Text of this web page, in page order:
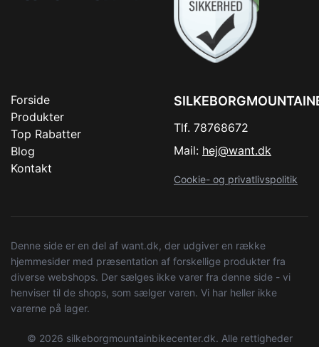
Forside
Produkter
Top Rabatter
Blog
Kontakt
Tlf. 78768672
Mail: hej@want.dk
Cookie- og privatlivspolitik
Denne side er en del af want.dk, der udgiver en række
hjemmesider med præsentation af forskellige produkter fra
diverse webshops. Der sælges ikke varer fra denne side - vi
henviser til de shops, som sælger varen. Vi har heller ikke
varerne på lager.
© 2026 silkeborgmountainbikecenter.dk. Alle rettigheder